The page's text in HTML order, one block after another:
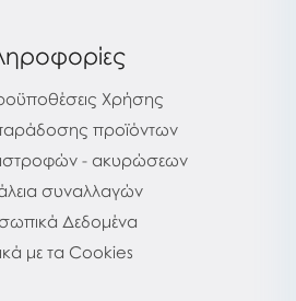
Χρήσης
παράδοσης προϊόντων
- ακυρώσεων
συναλλαγών
Δεδομένα
με τα Cookies